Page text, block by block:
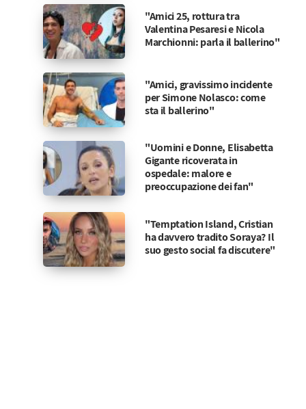
"Amici 25, rottura tra
Valentina Pesaresi e Nicola
Marchionni: parla il ballerino"
"Amici, gravissimo incidente
per Simone Nolasco: come
sta il ballerino"
"Uomini e Donne, Elisabetta
Gigante ricoverata in
ospedale: malore e
preoccupazione dei fan"
"Temptation Island, Cristian
ha davvero tradito Soraya? Il
suo gesto social fa discutere"